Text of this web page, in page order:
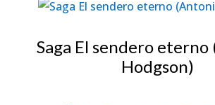
Saga El sendero
Hodgson)